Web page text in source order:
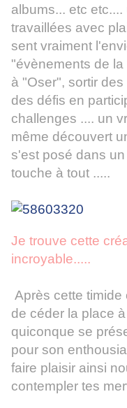
albums... etc
travaillées avec
sent vraiment
"évènements de
à "Oser", sortir
des défis en
challenges .... un
même découvert
s'est posé dans
touche à tout .....
Je trouve cette
incroyable.....
Après cette timide
de céder la place
quiconque se
pour son
faire plaisir ainsi
contempler tes